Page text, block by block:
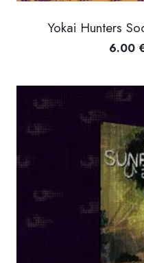
Yokai Hunters
6.00